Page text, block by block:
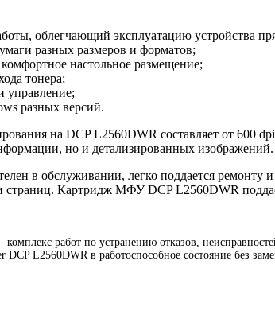
облегчающий эксплуатацию устройства
разных размеров и форматов;
настольное размещение;
тонера;
управление;
разных версий.
на DCP L2560DWR составляет от 600
но и детализированных изображений.
в обслуживании, легко поддается
страниц. Картридж МФУ DCP L2560DWR
работ по устранению отказов,
L2560DWR в работоспособное состояние без